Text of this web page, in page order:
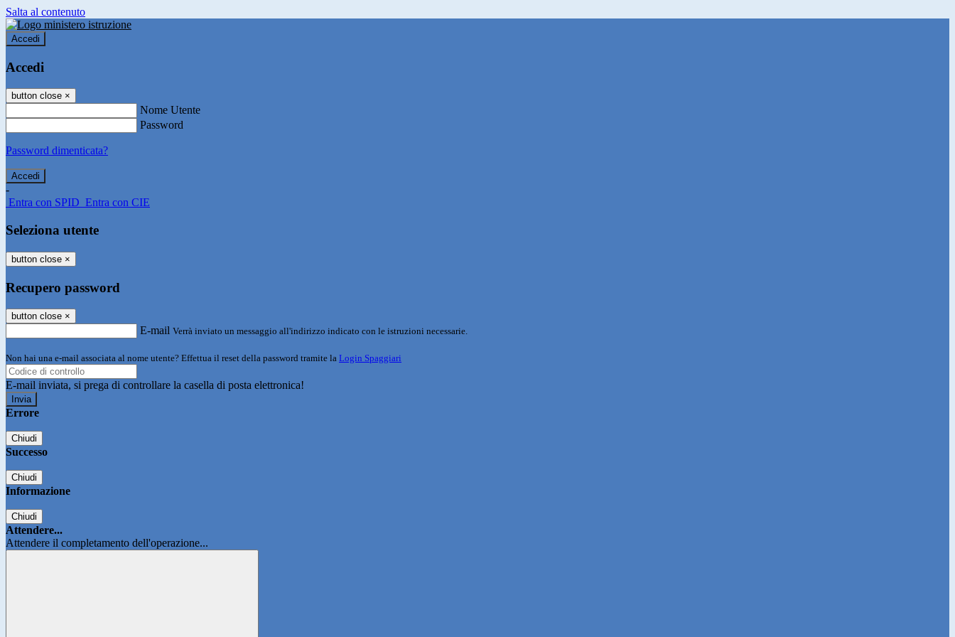
Salta al contenuto
Accedi
Accedi
button close ×
Nome Utente
Password
Password dimenticata?
-
Entra con SPID Entra con CIE
Seleziona utente
button close ×
Recupero password
button close ×
E-mail Verrà inviato un messaggio all'indirizzo indicato con le istruzioni necessarie.
Non hai una e-mail associata al nome utente? Effettua il reset della password tramite la Login Spaggiari
E-mail inviata, si prega di controllare la casella di posta elettronica!
Errore
Chiudi
Successo
Chiudi
Informazione
Chiudi
Attendere...
Attendere il completamento dell'operazione...